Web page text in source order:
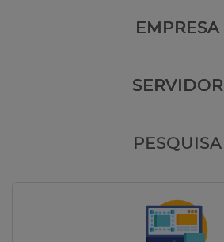
EMPRESA
SERVIDOR
PESQUISA